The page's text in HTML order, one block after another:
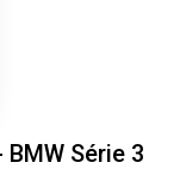
Série 3